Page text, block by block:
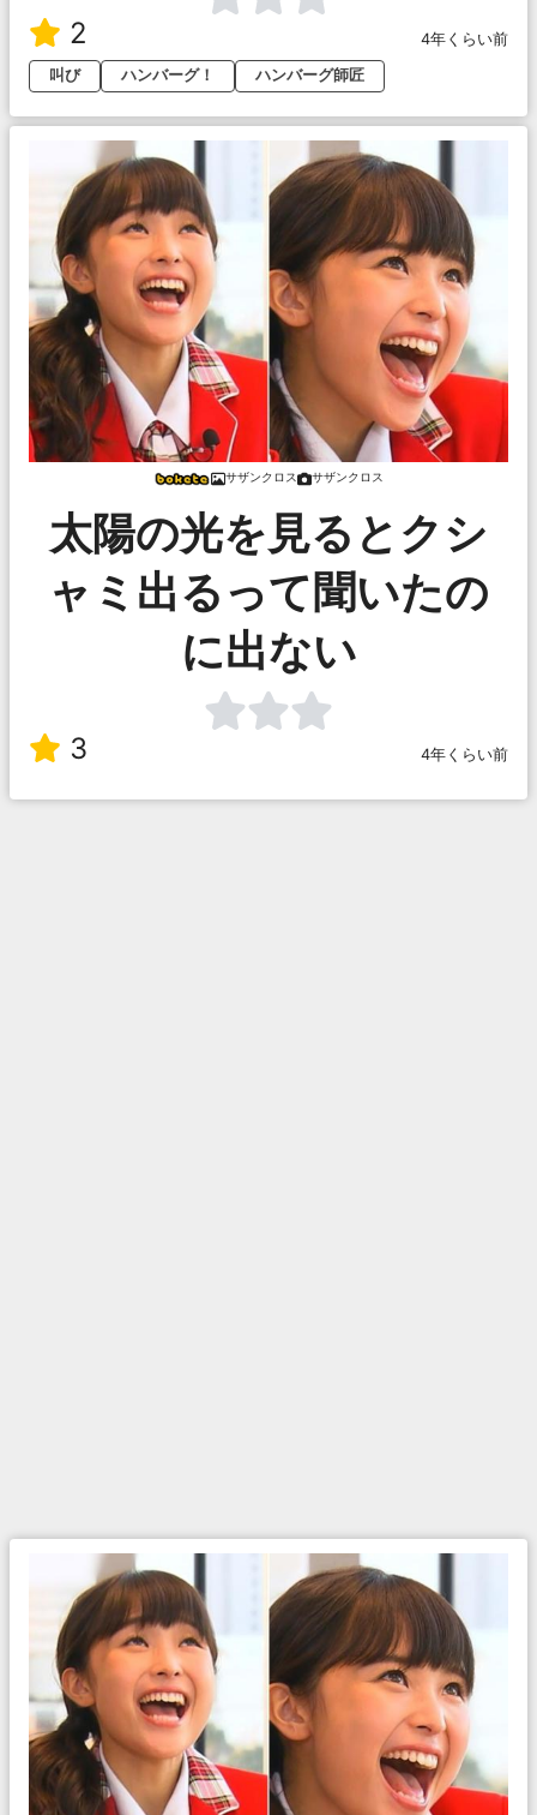
2
4年くらい前
叫び
ハンバーグ！ ハンバーグ師匠
サザンクロス サザンクロス
太陽の光を見るとクシ
ャミ出るって聞いたの
に出ない
3 4年くらい前